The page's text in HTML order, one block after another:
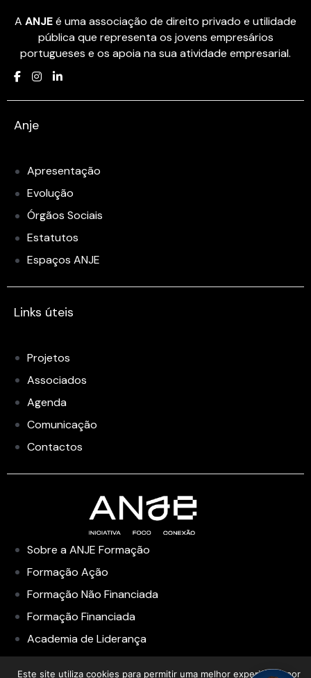
A ANJEé uma associação de direito privado e utilidade
pública que representa os jovens empresários
portugueses e os apoia na sua atividade empresarial.
Anje
Apresentação
Evolução
Órgãos Sociais
Estatutos
Espaços ANJE
Links úteis
Projetos
Associados
Agenda
Comunicação
Contactos
Sobre a ANJE Formação
Formação Ação
Formação Não Financiada
Formação Financiada
Academia de Liderança
Este site utiliza cookies para permitir uma melhor experiência por